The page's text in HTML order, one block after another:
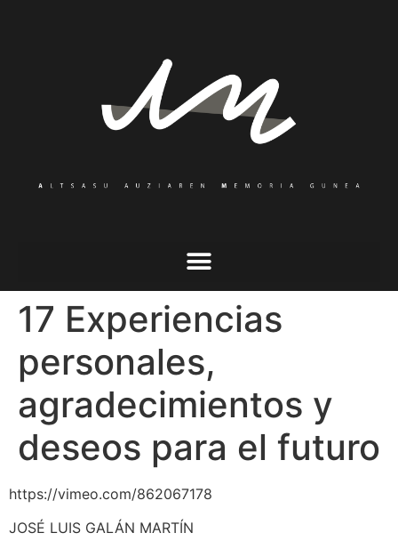
17 Experiencias
personales,
agradecimientos y
deseos para el futuro
https://vimeo.com/862067178
JOSÉ LUIS GALÁN MARTÍN